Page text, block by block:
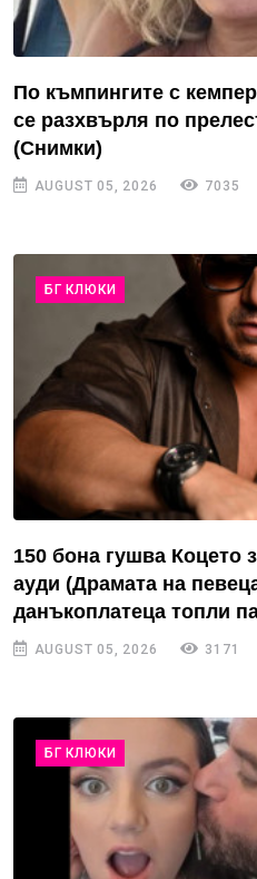
По къмпингите с
се разхвърля по
(Снимки)
AUGUST 05, 2026 7035
БГ КЛЮКИ
150 бона гушва Коцето
ауди (Драмата на
данъкоплатеца топли
AUGUST 05, 2026 3171
БГ КЛЮКИ